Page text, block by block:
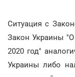
Ситуация с
Закон Украины
2020 год"
Украины либо